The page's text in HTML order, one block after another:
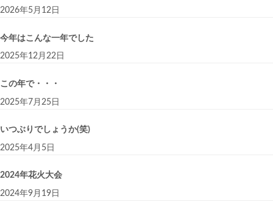
2026年5月12日
今年はこんな一年でした
2025年12月22日
この年で・・・
2025年7月25日
いつぶりでしょうか(笑)
2025年4月5日
2024年花火大会
2024年9月19日